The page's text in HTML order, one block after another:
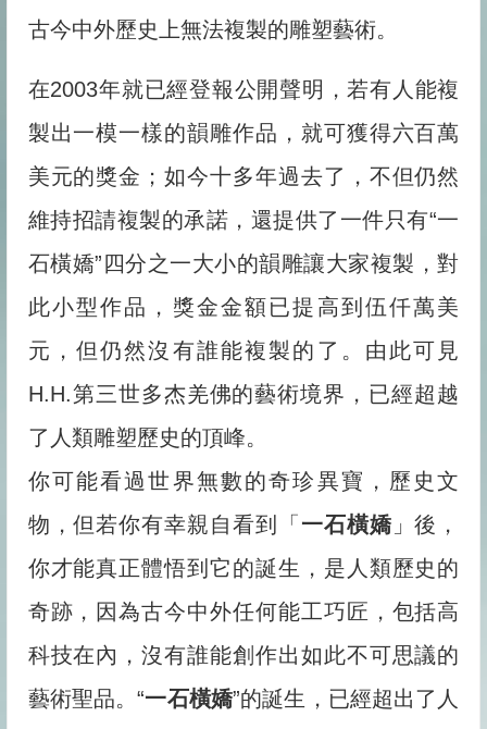
古今中外歷史上無法複製的雕塑藝術。
在2003年就已經登報公開聲明，若有人能複
製出一模一樣的韻雕作品，就可獲得六百萬
美元的獎金；如今十多年過去了，不但仍然
維持招請複製的承諾，還提供了一件只有“一
石橫嬌”四分之一大小的韻雕讓大家複製，對
此小型作品，獎金金額已提高到伍仟萬美
元，但仍然沒有誰能複製的了。由此可見
H.H.第三世多杰羌佛的藝術境界，已經超越
了人類雕塑歷史的頂峰。
你可能看過世界無數的奇珍異寶，歷史文
物，但若你有幸親自看到「 一石橫嬌 」後，
你才能真正體悟到它的誕生，是人類歷史的
奇跡，因為古今中外任何能工巧匠，包括高
科技在內，沒有誰能創作出如此不可思議的
藝術聖品。“一石橫嬌”的誕生，已經超出了人